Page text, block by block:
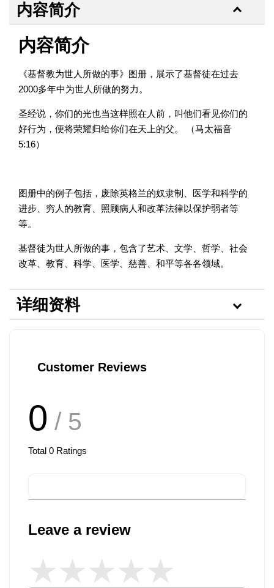
内容简介
内容简介
《基督教为世人所做的事》图册，展示了基督徒在过去
2000多年中为世人所做的努力。
圣经说，你们的光也当这样照在人前，叫他们看见你们的
好行为，便将荣耀归给你们在天上的父。 （马太福音
5:16）
图册中的例子包括，废除英格兰的奴隶制、医学和科学的
进步、穷人的教育、照顾病人和改革法律以保护弱者等
等。
基督徒为世人所做的事，包含了艺术、文学、哲学、社会
改革、教育、科学、医学、慈善、和平等各各领域。
详细资料
Customer Reviews
0 / 5
Total 0 Ratings
Leave a review